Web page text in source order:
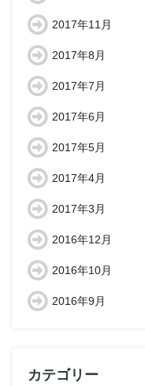
2017年11月
2017年8月
2017年7月
2017年6月
2017年5月
2017年4月
2017年3月
2016年12月
2016年10月
2016年9月
カテゴリー